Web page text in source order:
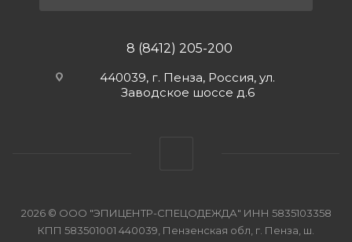
8 (8412) 205-200
440039, г. Пенза, Россия, ул.
Заводское шоссе д.6
2026 © ООО "ЭПИЦЕНТР-СПЕЦОДЕЖДА" ИНН 5835103358
КПП 583501001 440039, Пензенская обл, г. Пенза, ш.